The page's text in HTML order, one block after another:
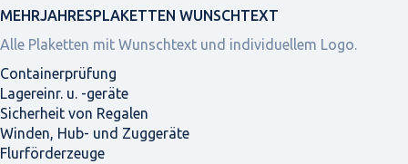
MEHRJAHRES­PLAKETTEN WUNSCHTEXT
Alle Plaketten mit Wunschtext und individuellem Logo.
Containerprüfung
Lagereinr. u. -geräte
Sicherheit von Regalen
Winden, Hub- und Zuggeräte
Flurförderzeuge